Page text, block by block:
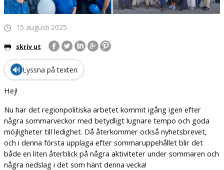
15 augusti 2025
skriv ut
🔊 Lyssna på texten
Hej!
Nu har det regionpolitiska arbetet kommit igång igen efter
några sommarveckor med betydligt lugnare tempo och goda
möjligheter till ledighet. Då återkommer också nyhetsbrevet,
och i denna första upplaga efter sommaruppehållet blir det
både en liten återblick på några aktiviteter under sommaren och
några nedslag i det som hänt denna vecka!